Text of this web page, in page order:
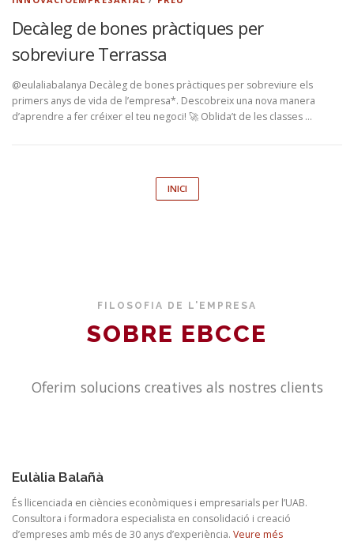
Decàleg de bones pràctiques per
sobreviure Terrassa
@eulaliabalanya Decàleg de bones pràctiques per sobreviure els
primers anys de vida de l’empresa*. Descobreix una nova manera
d’aprendre a fer créixer el teu negoci! 🚀 Oblida’t de les classes …
INICI
FILOSOFIA DE L'EMPRESA
SOBRE EBCCE
Oferim solucions creatives als nostres clients
Eulàlia Balañà
És llicenciada en ciències econòmiques i empresarials per l’UAB.
Consultora i formadora especialista en consolidació i creació
d’empreses amb més de 30 anys d’experiència. Veure més